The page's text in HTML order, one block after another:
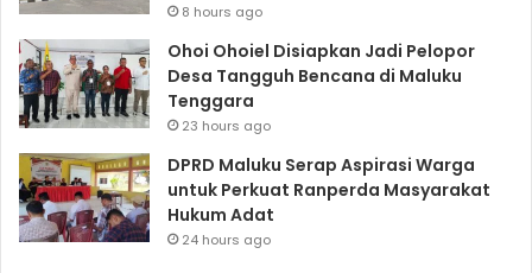
8 hours ago
Ohoi Ohoiel Disiapkan Jadi Pelopor
Desa Tangguh Bencana di Maluku
Tenggara
23 hours ago
DPRD Maluku Serap Aspirasi Warga
untuk Perkuat Ranperda Masyarakat
Hukum Adat
24 hours ago